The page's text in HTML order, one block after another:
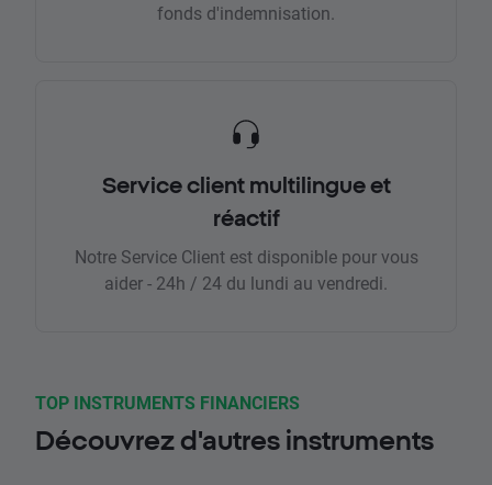
fonds d'indemnisation.
Service client multilingue et
réactif
Notre Service Client est disponible pour vous
aider - 24h / 24 du lundi au vendredi.
TOP INSTRUMENTS FINANCIERS
Découvrez d'autres instruments